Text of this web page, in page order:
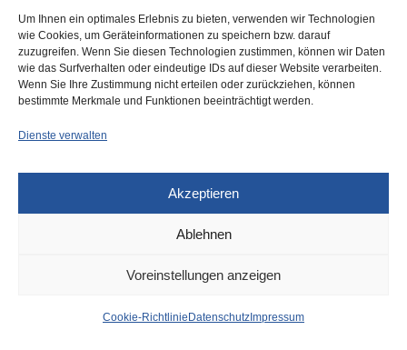
Um Ihnen ein optimales Erlebnis zu bieten, verwenden wir Technologien
wie Cookies, um Geräteinformationen zu speichern bzw. darauf
zuzugreifen. Wenn Sie diesen Technologien zustimmen, können wir Daten
wie das Surfverhalten oder eindeutige IDs auf dieser Website verarbeiten.
Wenn Sie Ihre Zustimmung nicht erteilen oder zurückziehen, können
bestimmte Merkmale und Funktionen beeinträchtigt werden.
Dienste verwalten
Akzeptieren
Ablehnen
Voreinstellungen anzeigen
Cookie-Richtlinie Datenschutz Impressum
Ich verspreche einen spannenden Vortrag. Achtung:…
0 SHARES